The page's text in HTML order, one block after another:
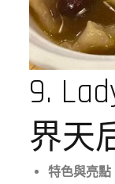
9.
界天
特色與亮點